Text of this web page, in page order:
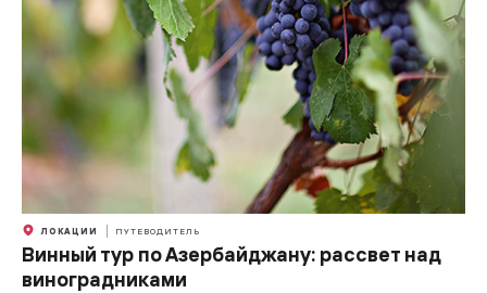
ЛОКАЦИИ ПУТЕВОДИТЕЛЬ
Винный тур по Азербайджану: рассвет над
виноградниками